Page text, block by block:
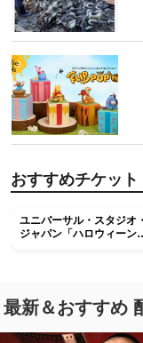
おすすめチケット
ユニバーサル・スタジオ・
ジャパン「ハロウィーン
最新＆おすすめ